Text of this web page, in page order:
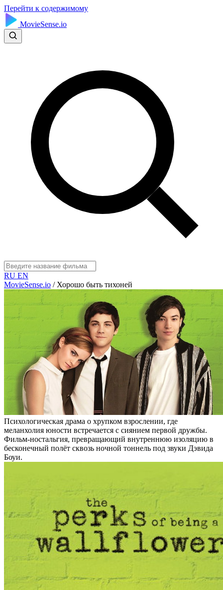
Перейти к содержимому
MovieSense.io
RU EN
MovieSense.io / Хорошо быть тихоней
Психологическая драма о хрупком взрослении, где
меланхолия юности встречается с сиянием первой дружбы.
Фильм-ностальгия, превращающий внутреннюю изоляцию в
бесконечный полёт сквозь ночной тоннель под звуки Дэвида
Боуи.